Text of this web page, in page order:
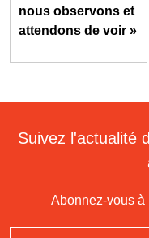
nous observons et
attendons de voir »
Suivez l'actualité
Abonnez-vous à